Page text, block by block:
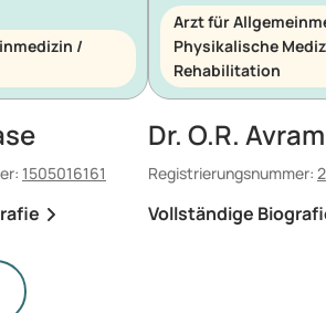
/
1505016161
Arzt für
Physikalische
Rehabilitation
Dr. O.R. Avram
Registrierungsnummer:
Vollständige